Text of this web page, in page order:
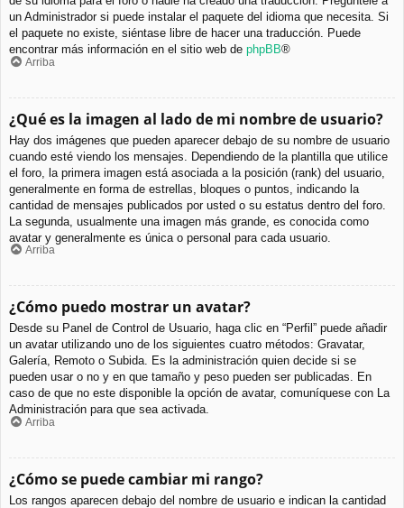
un Administrador si puede instalar el paquete del idioma que necesita. Si
el paquete no existe, siéntase libre de hacer una traducción. Puede
encontrar más información en el sitio web de phpBB®
Arriba
¿Qué es la imagen al lado de mi nombre de usuario?
Hay dos imágenes que pueden aparecer debajo de su nombre de usuario
cuando esté viendo los mensajes. Dependiendo de la plantilla que utilice
el foro, la primera imagen está asociada a la posición (rank) del usuario,
generalmente en forma de estrellas, bloques o puntos, indicando la
cantidad de mensajes publicados por usted o su estatus dentro del foro.
La segunda, usualmente una imagen más grande, es conocida como
avatar y generalmente es única o personal para cada usuario.
Arriba
¿Cómo puedo mostrar un avatar?
Desde su Panel de Control de Usuario, haga clic en “Perfil” puede añadir
un avatar utilizando uno de los siguientes cuatro métodos: Gravatar,
Galería, Remoto o Subida. Es la administración quien decide si se
pueden usar o no y en que tamaño y peso pueden ser publicadas. En
caso de que no este disponible la opción de avatar, comuníquese con La
Administración para que sea activada.
Arriba
¿Cómo se puede cambiar mi rango?
Los rangos aparecen debajo del nombre de usuario e indican la cantidad